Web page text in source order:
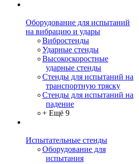
Оборудование для испытаний
на вибрацию и удары
Вибростенды
Ударные стенды
Высокоскоростные
ударные стенды
Стенды для испытаний на
транспортную тряску
Стенды для испытаний на
падение
+ Ещё 9
Испытательные стенды
Оборудование для
испытания